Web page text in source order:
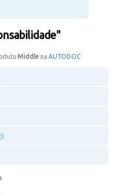
Middlena AUTODOC